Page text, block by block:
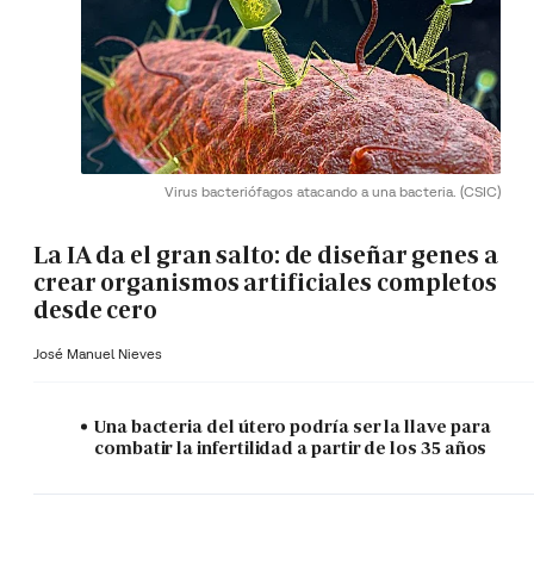
Virus bacteriófagos atacando a una bacteria. (CSIC)
La IA da el gran salto: de diseñar genes a
crear organismos artificiales completos
desde cero
José Manuel Nieves
Una bacteria del útero podría ser la llave para
combatir la infertilidad a partir de los 35 años